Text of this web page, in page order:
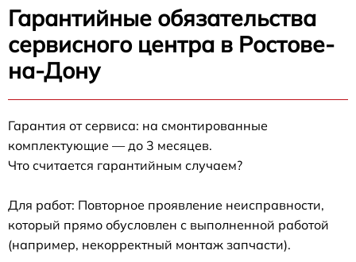
Гарантийные обязательства
сервисного центра в Ростове-
на-Дону
Гарантия от сервиса: на смонтированные
комплектующие — до 3 месяцев.
Что считается гарантийным случаем?
Для работ: Повторное проявление неисправности,
который прямо обусловлен с выполненной работой
(например, некорректный монтаж запчасти).